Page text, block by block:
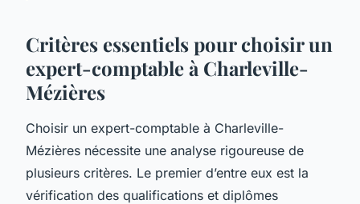
Critères essentiels pour choisir un
expert-comptable à Charleville-
Mézières
Choisir un expert-comptable à Charleville-
Mézières nécessite une analyse rigoureuse de
plusieurs critères. Le premier d’entre eux est la
vérification des qualifications et diplômes